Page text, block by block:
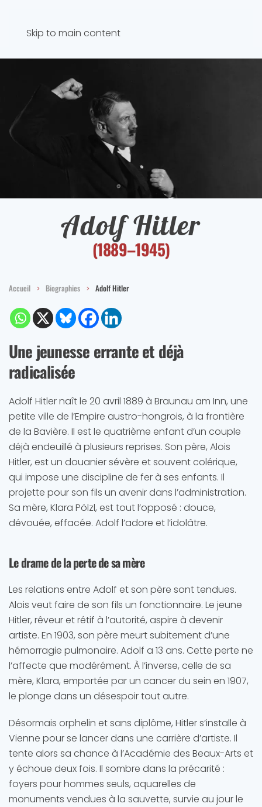
Skip to main content
Adolf Hitler
(1889–1945)
Accueil Biographies Adolf Hitler
Une jeunesse errante et déjà
radicalisée
Adolf Hitler naît le 20 avril 1889 à Braunau am Inn, une
petite ville de l’Empire austro-hongrois, à la frontière
de la Bavière. Il est le quatrième enfant d’un couple
déjà endeuillé à plusieurs reprises. Son père, Alois
Hitler, est un douanier sévère et souvent colérique,
qui impose une discipline de fer à ses enfants. Il
projette pour son fils un avenir dans l’administration.
Sa mère, Klara Pölzl, est tout l’opposé : douce,
dévouée, effacée. Adolf l’adore et l’idolâtre.
Le drame de la perte de sa mère
Les relations entre Adolf et son père sont tendues.
Alois veut faire de son fils un fonctionnaire. Le jeune
Hitler, rêveur et rétif à l’autorité, aspire à devenir
artiste. En 1903, son père meurt subitement d’une
hémorragie pulmonaire. Adolf a 13 ans. Cette perte ne
l’affecte que modérément. À l’inverse, celle de sa
mère, Klara, emportée par un cancer du sein en 1907,
le plonge dans un désespoir tout autre.
Désormais orphelin et sans diplôme, Hitler s’installe à
Vienne pour se lancer dans une carrière d’artiste. Il
tente alors sa chance à l’Académie des Beaux-Arts et
y échoue deux fois. Il sombre dans la précarité :
foyers pour hommes seuls, aquarelles de
monuments vendues à la sauvette, survie au jour le